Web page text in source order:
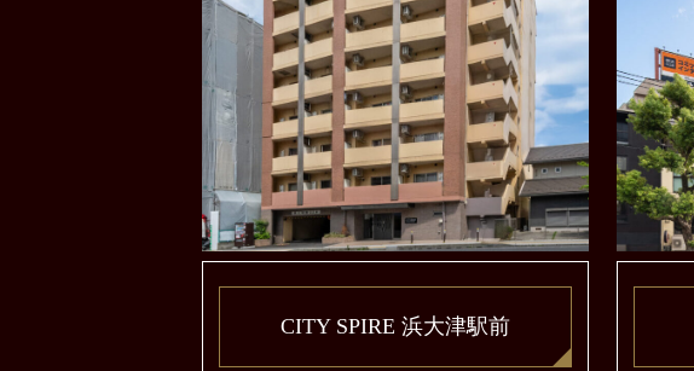
CITY SPIRE 浜大津駅前